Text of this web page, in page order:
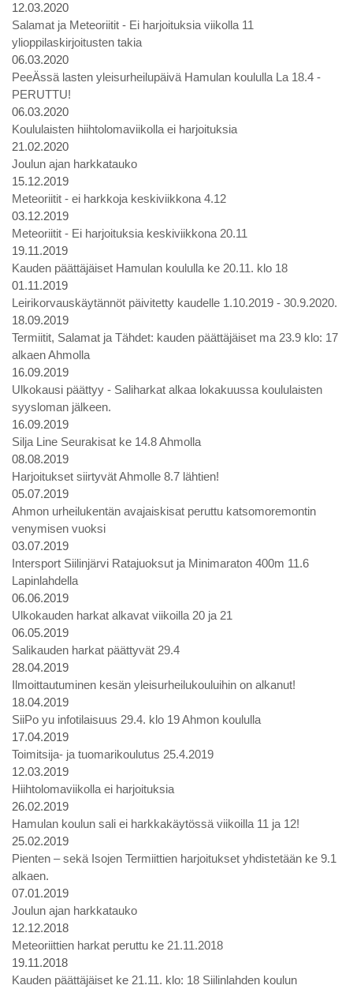
12.03.2020
Salamat ja Meteoriitit - Ei harjoituksia viikolla 11
ylioppilaskirjoitusten takia
06.03.2020
PeeÄssä lasten yleisurheilupäivä Hamulan koululla La 18.4 -
PERUTTU!
06.03.2020
Koululaisten hiihtolomaviikolla ei harjoituksia
21.02.2020
Joulun ajan harkkatauko
15.12.2019
Meteoriitit - ei harkkoja keskiviikkona 4.12
03.12.2019
Meteoriitit - Ei harjoituksia keskiviikkona 20.11
19.11.2019
Kauden päättäjäiset Hamulan koululla ke 20.11. klo 18
01.11.2019
Leirikorvauskäytännöt päivitetty kaudelle 1.10.2019 - 30.9.2020.
18.09.2019
Termiitit, Salamat ja Tähdet: kauden päättäjäiset ma 23.9 klo: 17
alkaen Ahmolla
16.09.2019
Ulkokausi päättyy - Saliharkat alkaa lokakuussa koululaisten
syysloman jälkeen.
16.09.2019
Silja Line Seurakisat ke 14.8 Ahmolla
08.08.2019
Harjoitukset siirtyvät Ahmolle 8.7 lähtien!
05.07.2019
Ahmon urheilukentän avajaiskisat peruttu katsomoremontin
venymisen vuoksi
03.07.2019
Intersport Siilinjärvi Ratajuoksut ja Minimaraton 400m 11.6
Lapinlahdella
06.06.2019
Ulkokauden harkat alkavat viikoilla 20 ja 21
06.05.2019
Salikauden harkat päättyvät 29.4
28.04.2019
Ilmoittautuminen kesän yleisurheilukouluihin on alkanut!
18.04.2019
SiiPo yu infotilaisuus 29.4. klo 19 Ahmon koululla
17.04.2019
Toimitsija- ja tuomarikoulutus 25.4.2019
12.03.2019
Hiihtolomaviikolla ei harjoituksia
26.02.2019
Hamulan koulun sali ei harkkakäytössä viikoilla 11 ja 12!
25.02.2019
Pienten – sekä Isojen Termiittien harjoitukset yhdistetään ke 9.1
alkaen.
07.01.2019
Joulun ajan harkkatauko
12.12.2018
Meteoriittien harkat peruttu ke 21.11.2018
19.11.2018
Kauden päättäjäiset ke 21.11. klo: 18 Siilinlahden koulun